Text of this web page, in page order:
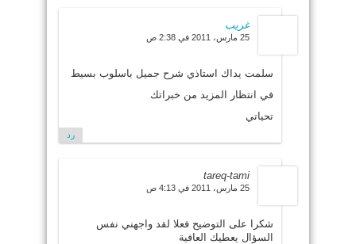
غريب
25 مارس، 2011 في 2:38 ص
سلمت يداك استاذي شرح جميل باسلوب بسيط
في انتظار المزيد من خبراتك
تحياتي
رد
tareq-tami
25 مارس، 2011 في 4:13 ص
شكرا على التوضيح فعلا لقد واجهني نفس
السؤال يعطيك العافية